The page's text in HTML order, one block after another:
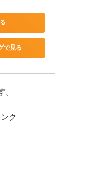
で見る
。
ク